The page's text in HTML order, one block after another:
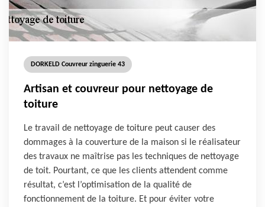
DORKELD Couvreur zinguerie 43
Artisan et couvreur pour nettoyage de
toiture
Le travail de nettoyage de toiture peut causer des
dommages à la couverture de la maison si le réalisateur
des travaux ne maîtrise pas les techniques de nettoyage
de toit. Pourtant, ce que les clients attendent comme
résultat, c’est l’optimisation de la qualité de
fonctionnement de la toiture. Et pour éviter votre